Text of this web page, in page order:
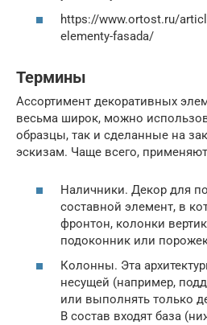
https://www.ortost.ru/
elementy-fasada/
Термины
Ассортимент декоративных
весьма широк, можно
образцы, так и сделанные на
эскизам. Чаще всего,
Наличники. Декор для
составной элемент, в
фронтон, колонки
подоконник или
Колонны. Эта
несущей (например,
или выполнять только
В состав входят база